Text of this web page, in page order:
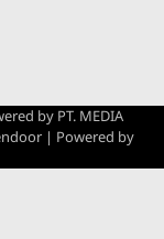
by PT. MEDIA
| Powered by